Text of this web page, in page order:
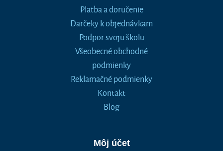
Platba a doručenie
Darčeky k objednávkam
Podpor svoju školu
Všeobecné obchodné
podmienky
Reklamačné podmienky
Kontakt
Blog
Môj účet